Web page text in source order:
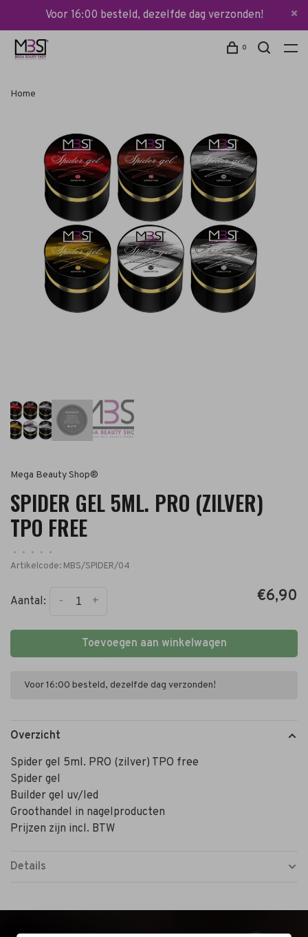
Voor 16:00 besteld, dezelfde dag verzonden!
0
Home
Mega Beauty Shop®
SPIDER GEL 5ML. PRO (ZILVER)
TPO FREE
• • • •
•
Artikelcode: MBS/SPIDER/04
Aantal: +
- €6,90
Toevoegen aan winkelwagen
Voor 16:00 besteld, dezelfde dag verzonden!
Overzicht
Spider gel 5ml. PRO (zilver) TPO free
Spider gel
Builder gel uv/led
Groothandel in nagelproducten
Prijzen zijn incl. BTW
Details